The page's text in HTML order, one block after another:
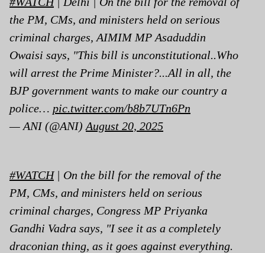
the PM, CMs, and ministers held on serious
criminal charges, AIMIM MP Asaduddin
Owaisi says, "This bill is unconstitutional..Who
will arrest the Prime Minister?...All in all, the
BJP government wants to make our country a
police… pic.twitter.com/b8b7UTn6Pn
— ANI (@ANI) August 20, 2025
#WATCH| On the bill for the removal of the
PM, CMs, and ministers held on serious
criminal charges, Congress MP Priyanka
Gandhi Vadra says, "I see it as a completely
draconian thing, as it goes against everything.